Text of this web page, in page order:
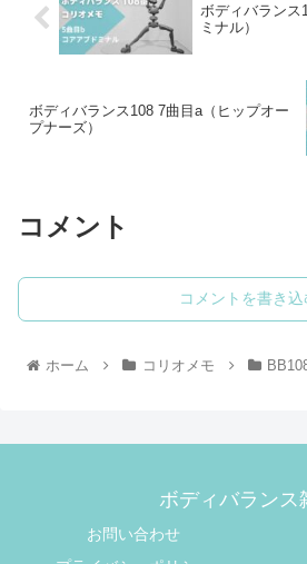
ボディバランス
ミナル）
ボディバランス108 7曲目a（ヒップオー
プナーズ）
コメント
コメントを書き込
ホーム コリオメモ
ボディバランス
お問い合わせ